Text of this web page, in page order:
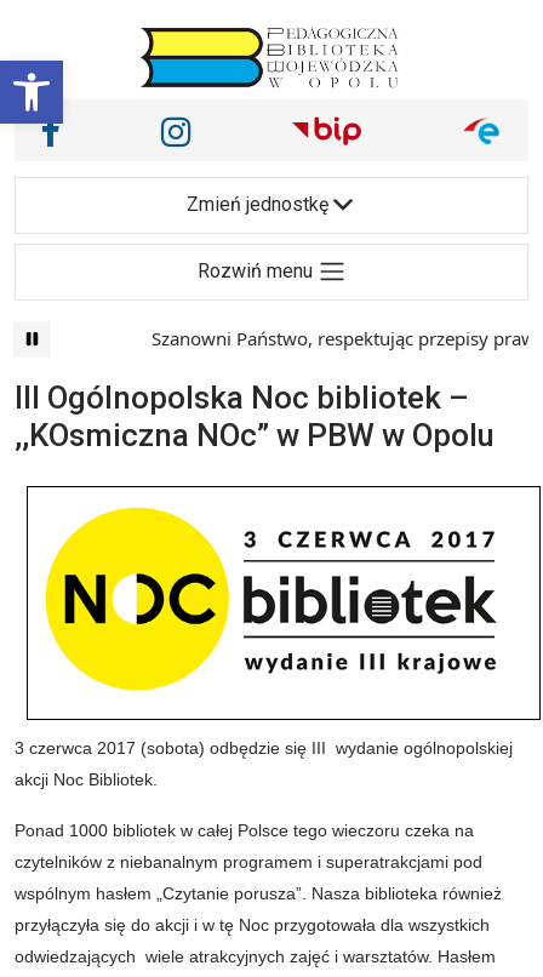
Otwórz pasek narzędzi
Main Navigation
Nasze media społecznościowe i inne
Facebook Instagram
Zmień jednostkę
Rozwiń menu
Szanowni Państwo, respektując przepisy
III Ogólnopolska Noc bibliotek –
,,KOsmiczna NOc” w PBW w Opolu
3 czerwca 2017 (sobota) odbędzie się III wydanie ogólnopolskiej
akcji Noc Bibliotek.
Ponad 1000 bibliotek w całej Polsce tego wieczoru czeka na
czytelników z niebanalnym programem i superatrakcjami pod
wspólnym hasłem „Czytanie porusza”. Nasza biblioteka również
przyłączyła się do akcji i w tę Noc przygotowała dla wszystkich
odwiedzających wiele atrakcyjnych zajęć i warsztatów. Hasłem